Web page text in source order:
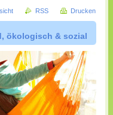
ökologisch & sozial
RSS Drucken